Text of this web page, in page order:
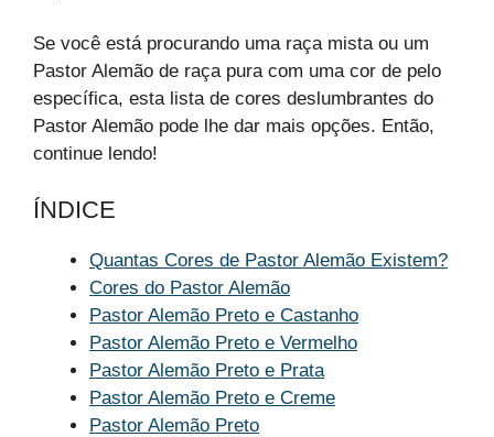
Se você está procurando uma raça mista ou um
Pastor Alemão de raça pura com uma cor de pelo
específica, esta lista de cores deslumbrantes do
Pastor Alemão pode lhe dar mais opções. Então,
continue lendo!
ÍNDICE
Quantas Cores de Pastor Alemão Existem?
Cores do Pastor Alemão
Pastor Alemão Preto e Castanho
Pastor Alemão Preto e Vermelho
Pastor Alemão Preto e Prata
Pastor Alemão Preto e Creme
Pastor Alemão Preto